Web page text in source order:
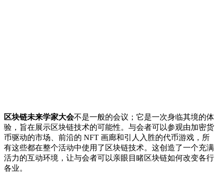
区块链未来学家大会不是一般的会议；它是一次身临其境的体
验，旨在展示区块链技术的可能性。与会者可以参观由加密货
币驱动的市场、前沿的 NFT 画廊和引人入胜的代币游戏，所
有这些都在整个活动中使用了区块链技术。这创造了一个充满
活力的互动环境，让与会者可以亲眼目睹区块链如何改变各行
各业。